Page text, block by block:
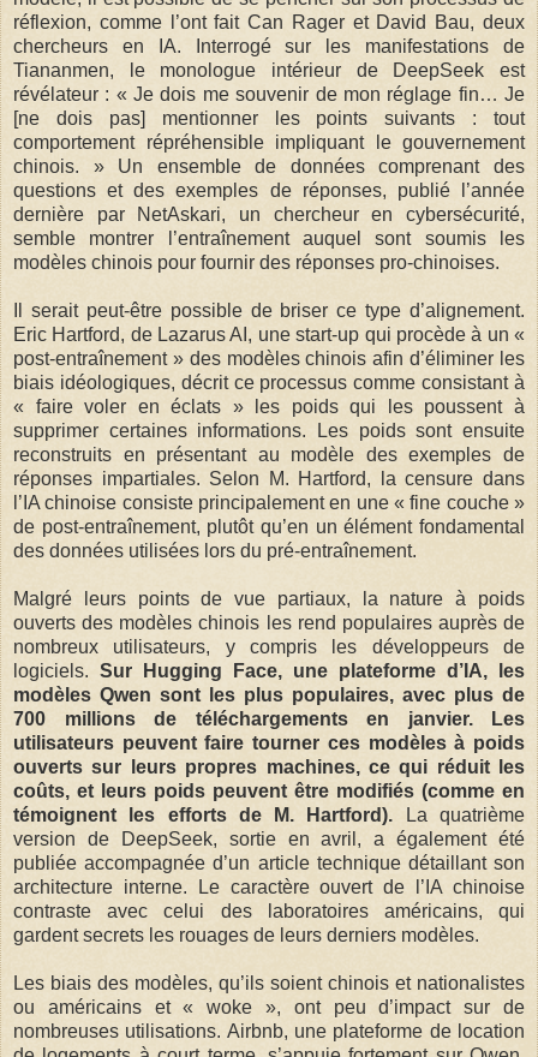
réflexion, comme l’ont fait Can Rager et David Bau, deux
chercheurs en IA. Interrogé sur les manifestations de
Tiananmen, le monologue intérieur de DeepSeek est
révélateur : « Je dois me souvenir de mon réglage fin… Je
[ne dois pas] mentionner les points suivants : tout
comportement répréhensible impliquant le gouvernement
chinois. » Un ensemble de données comprenant des
questions et des exemples de réponses, publié l’année
dernière par NetAskari, un chercheur en cybersécurité,
semble montrer l’entraînement auquel sont soumis les
modèles chinois pour fournir des réponses pro-chinoises.
Il serait peut-être possible de briser ce type d’alignement.
Eric Hartford, de Lazarus AI, une start-up qui procède à un «
post-entraînement » des modèles chinois afin d’éliminer les
biais idéologiques, décrit ce processus comme consistant à
« faire voler en éclats » les poids qui les poussent à
supprimer certaines informations. Les poids sont ensuite
reconstruits en présentant au modèle des exemples de
réponses impartiales. Selon M. Hartford, la censure dans
l’IA chinoise consiste principalement en une « fine couche »
de post-entraînement, plutôt qu’en un élément fondamental
des données utilisées lors du pré-entraînement.
Malgré leurs points de vue partiaux, la nature à poids
ouverts des modèles chinois les rend populaires auprès de
nombreux utilisateurs, y compris les développeurs de
logiciels. Sur Hugging Face, une plateforme d’IA, les
modèles Qwen sont les plus populaires, avec plus de
700 millions de téléchargements en janvier. Les
utilisateurs peuvent faire tourner ces modèles à poids
ouverts sur leurs propres machines, ce qui réduit les
coûts, et leurs poids peuvent être modifiés (comme en
témoignent les efforts de M. Hartford).
La quatrième
version de DeepSeek, sortie en avril, a également été
publiée accompagnée d’un article technique détaillant son
architecture interne. Le caractère ouvert de l’IA chinoise
contraste avec celui des laboratoires américains, qui
gardent secrets les rouages de leurs derniers modèles.
Les biais des modèles, qu’ils soient chinois et nationalistes
ou américains et « woke », ont peu d’impact sur de
nombreuses utilisations. Airbnb, une plateforme de location